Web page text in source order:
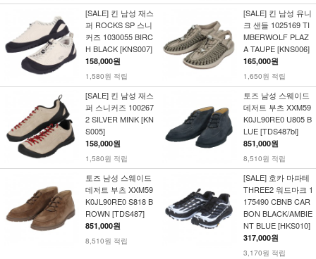
[SALE] 킨 남성 재스
퍼 ROCKS SP 스니
커즈 1030055 BIRC
H BLACK [KNS007]
158,000원
1,580원 적립
[SALE] 킨 남성 유니
크 샌들 1025169 TI
MBERWOLF PLAZ
A TAUPE [KNS006]
165,000원
1,650원 적립
[SALE] 킨 남성 재스
퍼 스니커즈 100267
2 SILVER MINK [KN
S005]
158,000원
1,580원 적립
토즈 남성 스웨이드
데저트 부츠 XXM59
K0JL90RE0 U805 B
LUE [TDS487bl]
851,000원
8,510원 적립
토즈 남성 스웨이드
데저트 부츠 XXM59
K0JL90RE0 S818 B
ROWN [TDS487]
851,000원
8,510원 적립
[SALE] 호카 마파테
THREE2 워드마크 1
175490 CBNB CAR
BON BLACK/AMBIE
NT BLUE [HKS010]
317,000원
3,170원 적립